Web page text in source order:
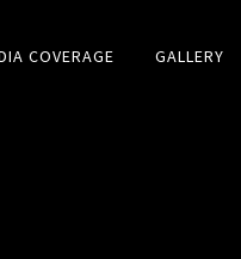
COVERAGE GALLERY